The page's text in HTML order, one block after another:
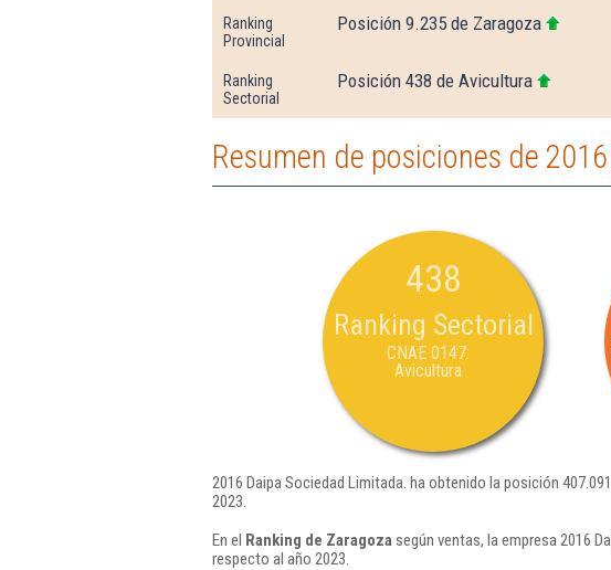
Ranking
Provincial
Posición 9.235 de Zaragoza
Ranking
Sectorial
Posición 438 de Avicultura
Resumen de posiciones de
438
Ranking Sectorial
CNAE 0147:
Avicultura
2016 Daipa Sociedad Limitada. ha obtenido la posición
2023.
En el Ranking de Zaragoza según ventas, la empresa 2016
respecto al año 2023.